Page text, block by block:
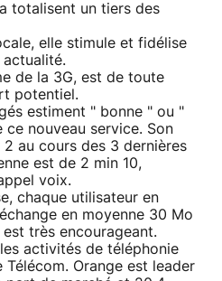
totalisent un tiers des
elle stimule et fidélise
actualité.
de la 3G, est de toute
potentiel.
estiment " bonne " ou "
nouveau service. Son
au cours des 3 dernières
est de 2 min 10,
voix.
chaque utilisateur en
en moyenne 30 Mo
très encourageant.
activités de téléphonie
Orange est leader